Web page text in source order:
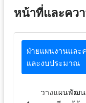
หน้าที่และคว
ฝ่ายแผนงานแล
และงบประมาณ
วางแผนพัฒ